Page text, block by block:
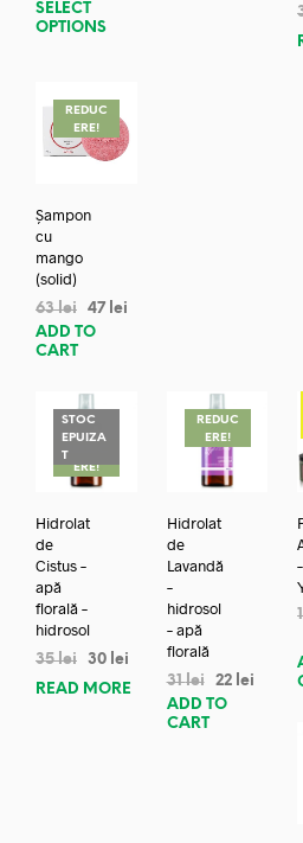
SELECT
OPTIONS
REDUC
ERE!
Șampon
cu
mango
(solid)
63lei 47 lei
ADD TO
CART
STOC
EPUIZA
TREDUC
ERE!
Hidrolat
de
Cistus –
apă
florală –
hidrosol
35lei 30 lei
READ MORE
REDUC
ERE!
Hidrolat
de
Lavandă
–
hidrosol
– apă
florală
31lei 22 lei
ADD TO
CART
–